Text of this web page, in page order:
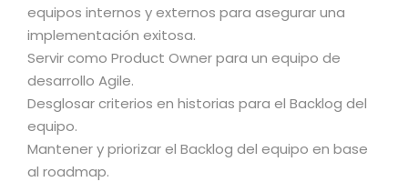
equipos internos y externos para asegurar una
implementación exitosa.
Servir como Product Owner para un equipo de
desarrollo Agile.
Desglosar criterios en historias para el Backlog del
equipo.
Mantener y priorizar el Backlog del equipo en base
al roadmap.